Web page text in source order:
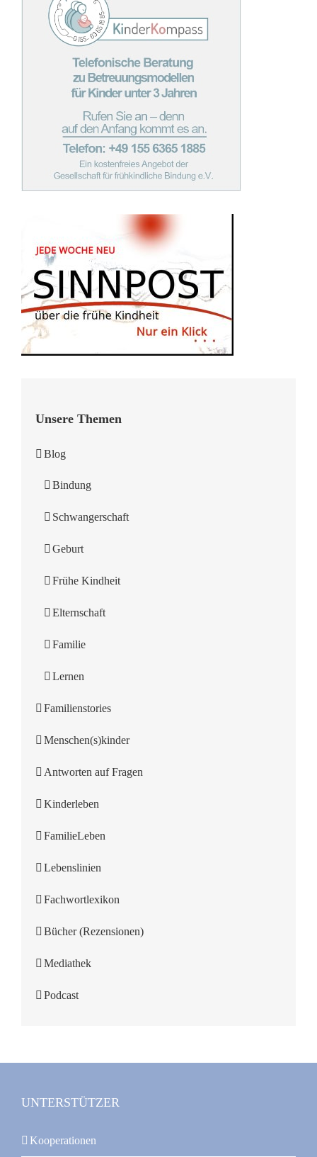
Unsere Themen
Blog
Bindung
Schwangerschaft
Geburt
Frühe Kindheit
Elternschaft
Familie
Lernen
Familienstories
Menschen(s)kinder
Antworten auf Fragen
Kinderleben
FamilieLeben
Lebenslinien
Fachwortlexikon
Bücher (Rezensionen)
Mediathek
Podcast
UNTERSTÜTZER
Kooperationen